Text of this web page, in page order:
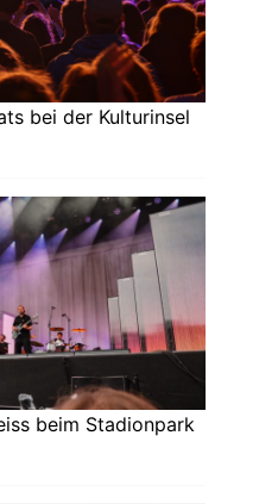
bei der Kulturinsel
beim Stadionpark